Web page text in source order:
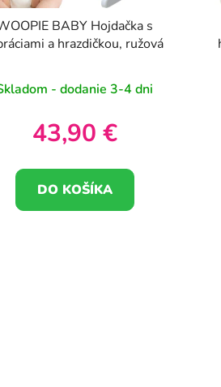
BABY Hojdačka s
a hrazdičkou, ružová
- dodanie 3-4 dni
43,90 €
DO KOŠÍKA